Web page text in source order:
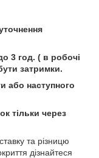
3 год. ( в робочі
затримки.
або наступного
тільки через
та різницю
дізнайтеся